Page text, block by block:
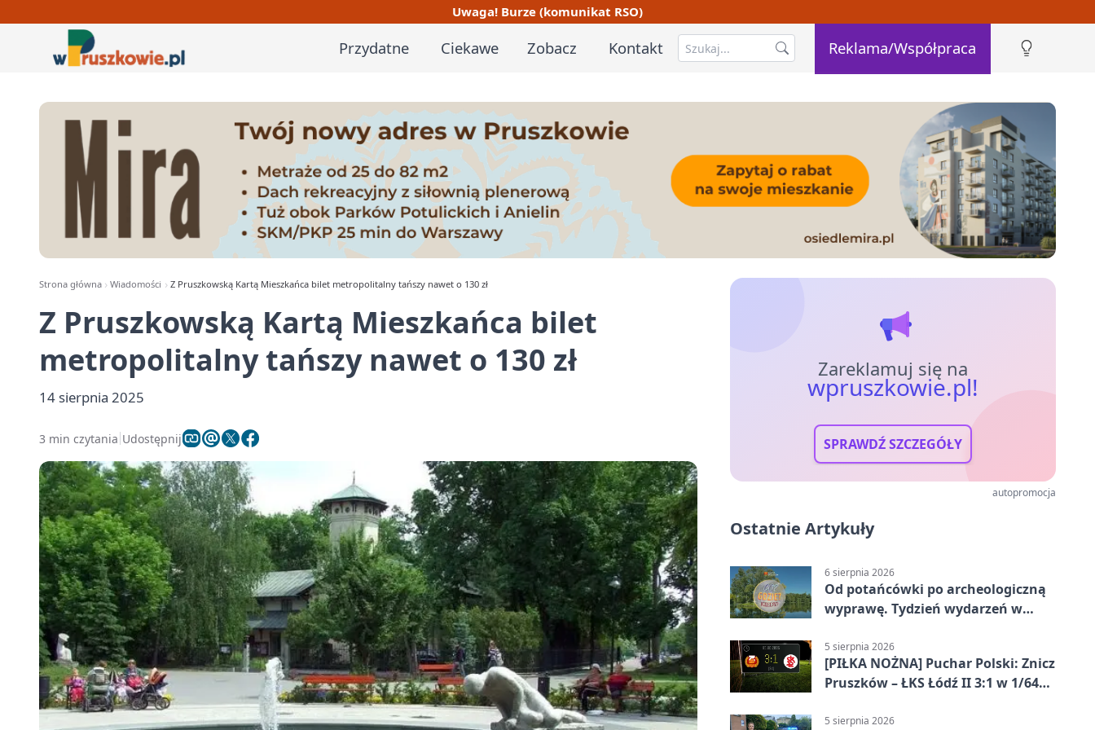
Uwaga! Burze (komunikat RSO)
Przydatne Ciekawe Zobacz Kontakt Reklama/Współpraca
Strona główna Wiadomości Z Pruszkowską Kartą Mieszkańca bilet metropolitalny tańszy nawet o 130 zł
Z Pruszkowską Kartą Mieszkańca bilet
metropolitalny tańszy nawet o 130 zł
14 sierpnia 2025
3 min czytania Udostępnij
Zareklamuj się na
wpruszkowie.pl!
SPRAWDŹ SZCZEGÓŁY
autopromocja
Ostatnie Artykuły
6 sierpnia 2026
Od potańcówki po archeologiczną
wyprawę. Tydzień wydarzeń w
5 sierpnia 2026
[PIŁKA NOŻNA] Puchar Polski: Znicz
Pruszków – ŁKS Łódź II 3:1 w 1/64
5 sierpnia 2026